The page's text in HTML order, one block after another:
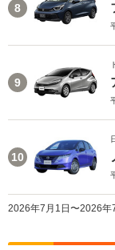
8
9
10
2026年7月1日〜2026年